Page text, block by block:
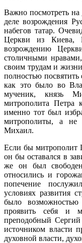
Важно посмотреть
деле возрождения
набегов татар.
Церкви из Киева,
возрождению
столичными
своим трудам и
полностью
как это было во
мученик, князь
митрополита Петра
именно тот был
митрополиты, а не
Михаил.
Если бы митрополит
он бы оставался в
же он был
относились и
попечение
условиях развития
было
проявить себя и
преподобный
источником власти
духовной власти,